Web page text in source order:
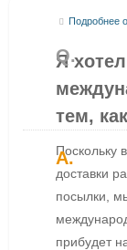
Подробнее
Я
тем,
Поскольку
доставки
посылки,
прибудет